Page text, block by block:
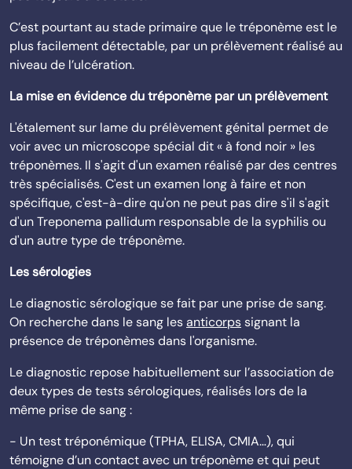
C’est pourtant au stade primaire que le tréponème est le
plus facilement détectable, par un prélèvement réalisé au
niveau de l’ulcération.
La mise en évidence du tréponème par un prélèvement
L'étalement sur lame du prélèvement génital permet de
voir avec un microscope spécial dit « à fond noir » les
tréponèmes. Il s'agit d'un examen réalisé par des centres
très spécialisés. C'est un examen long à faire et non
spécifique, c'est-à-dire qu'on ne peut pas dire s'il s'agit
d'un Treponema pallidum responsable de la syphilis ou
d'un autre type de tréponème.
Les sérologies
Le diagnostic sérologique se fait par une prise de sang.
On recherche dans le sang lesanticorpssignant la
présence de tréponèmes dans l'organisme.
Le diagnostic repose habituellement sur l’association de
deux types de tests sérologiques, réalisés lors de la
même prise de sang :
- Un test tréponémique (TPHA, ELISA, CMIA…), qui
témoigne d’un contact avec un tréponème et qui peut